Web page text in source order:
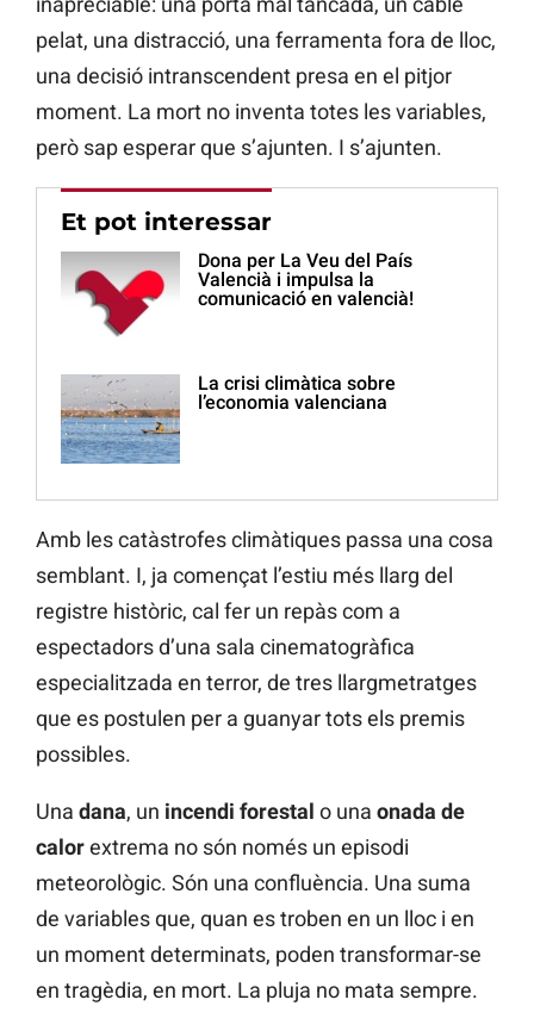
pelat, una distracció, una ferramenta fora de lloc,
una decisió intranscendent presa en el pitjor
moment. La mort no inventa totes les variables,
però sap esperar que s’ajunten. I s’ajunten.
Et pot interessar
Dona per La Veu del País
Valencià i impulsa la
comunicació en valencià!
La crisi climàtica sobre
l’economia valenciana
Amb les catàstrofes climàtiques passa una cosa
semblant. I, ja començat l’estiu més llarg del
registre històric, cal fer un repàs com a
espectadors d’una sala cinematogràfica
especialitzada en terror, de tres llargmetratges
que es postulen per a guanyar tots els premis
possibles.
Una dana, un incendi forestal o una onada de
calorextrema no són només un episodi
meteorològic. Són una confluència. Una suma
de variables que, quan es troben en un lloc i en
un moment determinats, poden transformar-se
en tragèdia, en mort. La pluja no mata sempre.